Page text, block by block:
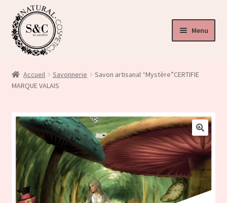
Menu
Accueil Savonnerie
Savon artisanal “Mystère”CERTIFIE
MARQUE VALAIS
🔍